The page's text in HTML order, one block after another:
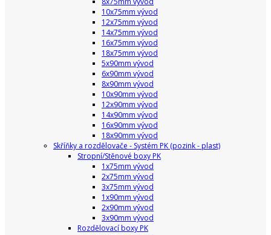
10x75mm vývod
12x75mm vývod
14x75mm vývod
16x75mm vývod
18x75mm vývod
5x90mm vývod
6x90mm vývod
8x90mm vývod
10x90mm vývod
12x90mm vývod
14x90mm vývod
16x90mm vývod
18x90mm vývod
Skříňky a rozdělovače - Systém PK (pozink - plast)
Stropní/Stěnové boxy PK
1x75mm vývod
2x75mm vývod
3x75mm vývod
1x90mm vývod
2x90mm vývod
3x90mm vývod
Rozdělovací boxy PK